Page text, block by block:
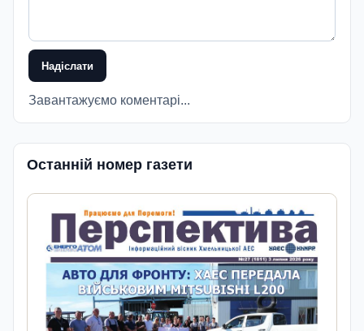
Надіслати
Завантажуємо коментарі...
Останній номер газети